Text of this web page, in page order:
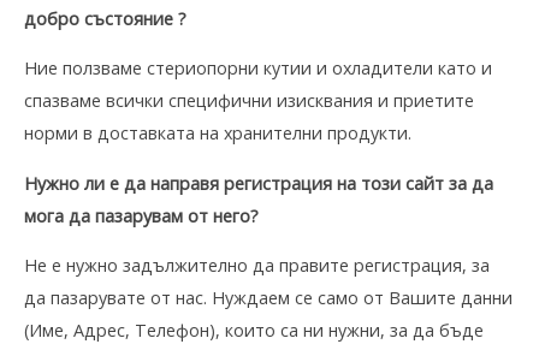
добро състояние ?
Ние ползваме стериопорни кутии и охладители като и
спазваме всички специфични изисквания и приетите
норми в доставката на хранителни продукти.
Нужно ли е да направя регистрация на този сайт за да
мога да пазарувам от него?
Не е нужно задължително да правите регистрация, за
да пазарувате от нас. Нуждаем се само от Вашите данни
(Име, Адрес, Телефон), които са ни нужни, за да бъде